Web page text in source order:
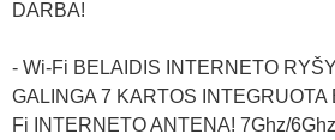
DARBA!
- Wi-Fi BELAIDIS INTERNETO
GALINGA 7 KARTOS INTEGRUOTA
Fi INTERNETO ANTENA! 7Ghz/